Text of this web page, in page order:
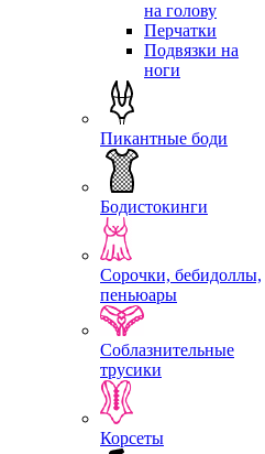
на голову
Перчатки
Подвязки на
ноги
Пикантные боди
Бодистокинги
Сорочки, бебидоллы,
пеньюары
Соблазнительные
трусики
Корсеты